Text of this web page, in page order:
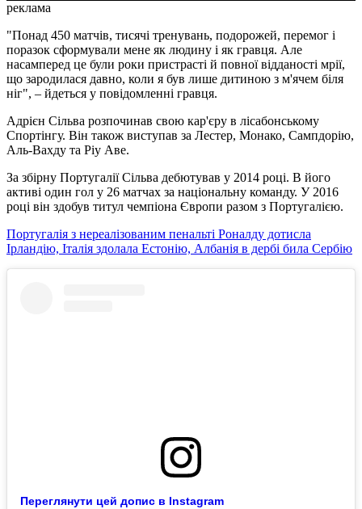
реклама
"Понад 450 матчів, тисячі тренувань, подорожей, перемог і
поразок сформували мене як людину і як гравця. Але
насамперед це були роки пристрасті й повної відданості мрії,
що зародилася давно, коли я був лише дитиною з м'ячем біля
ніг", – йдеться у повідомленні гравця.
Адрієн Сільва розпочинав свою кар'єру в лісабонському
Спортінгу. Він також виступав за Лестер, Монако, Сампдорію,
Аль-Вахду та Ріу Аве.
За збірну Португалії Сільва дебютував у 2014 році. В його
активі один гол у 26 матчах за національну команду. У 2016
році він здобув титул чемпіона Європи разом з Португалією.
Португалія з нереалізованим пенальті Роналду дотисла
Ірландію, Італія здолала Естонію, Албанія в дербі била Сербію
Переглянути цей допис в Instagram